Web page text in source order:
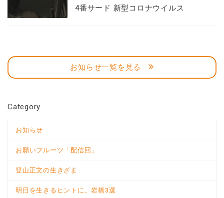
4番サード 新型コロナウイルス
お知らせ一覧を見る
Category
お知らせ
お願いフルーツ「配信回」
登山正文の生きざま
明日を生きるヒントに。岩橋3選